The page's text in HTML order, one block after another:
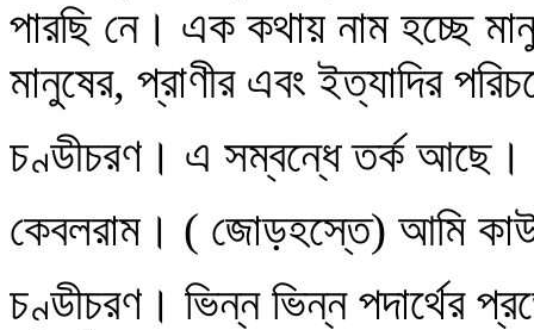
পারছি নে। এক কথায় নাম হচ্ছে
মানুষের, প্রাণীর এবং ইত্যাদির
চণ্ডীচরণ। এ সম্বন্ধে তর্ক আছে।
কেবলরাম। ( জোড়হস্তে) আমি
চণ্ডীচরণ। ভিন্ন ভিন্ন পদার্থের